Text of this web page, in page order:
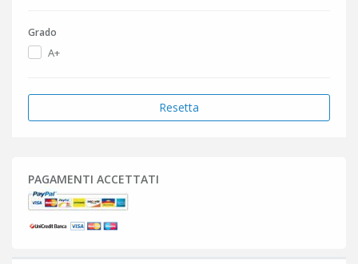
Grado
A+
Resetta
PAGAMENTI ACCETTATI